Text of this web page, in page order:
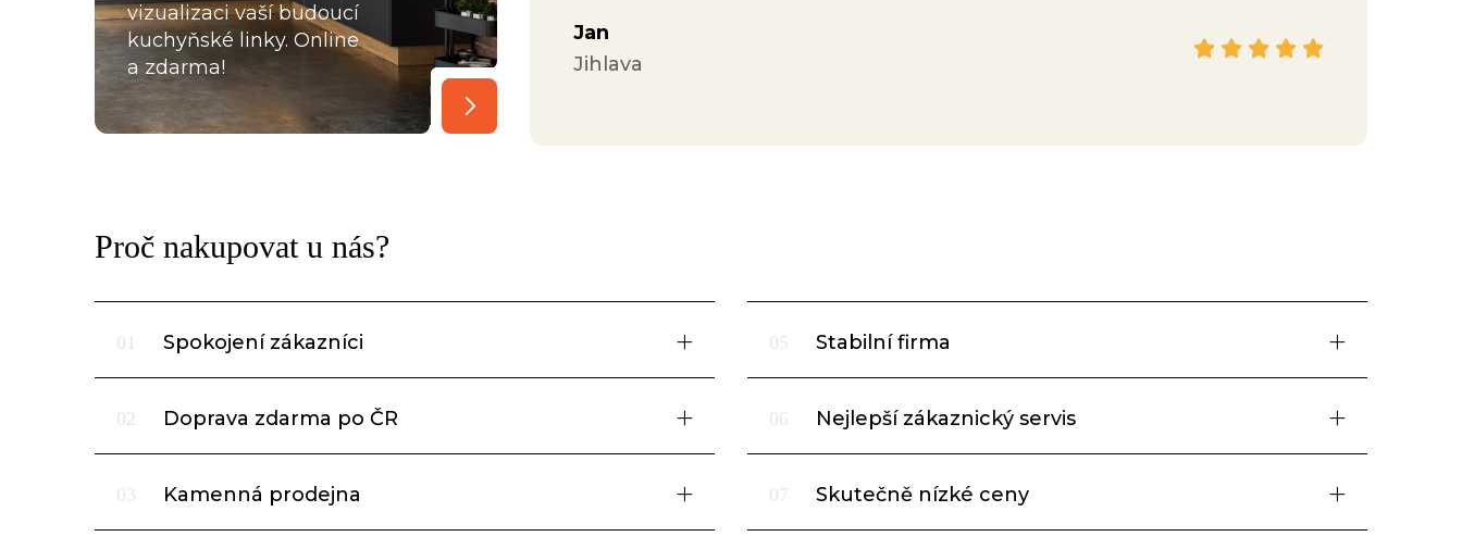
vizualizaci vaší budoucí
kuchyňské linky. Online
a zdarma!
Jan
Jihlava
Proč nakupovat u nás?
01 Spokojení zákazníci
02 Doprava zdarma po ČR
03 Kamenná prodejna
05 Stabilní firma
06 Nejlepší zákaznický servis
07 Skutečně nízké ceny